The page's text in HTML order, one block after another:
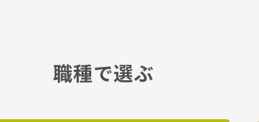
職種で選ぶ